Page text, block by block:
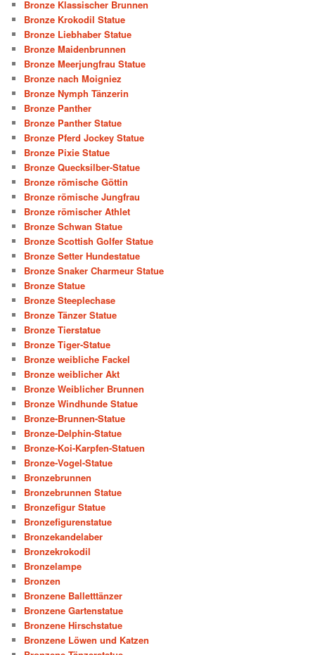
Bronze Klassischer Brunnen
Bronze Krokodil Statue
Bronze Liebhaber Statue
Bronze Maidenbrunnen
Bronze Meerjungfrau Statue
Bronze nach Moigniez
Bronze Nymph Tänzerin
Bronze Panther
Bronze Panther Statue
Bronze Pferd Jockey Statue
Bronze Pixie Statue
Bronze Quecksilber-Statue
Bronze römische Göttin
Bronze römische Jungfrau
Bronze römischer Athlet
Bronze Schwan Statue
Bronze Scottish Golfer Statue
Bronze Setter Hundestatue
Bronze Snaker Charmeur Statue
Bronze Statue
Bronze Steeplechase
Bronze Tänzer Statue
Bronze Tierstatue
Bronze Tiger-Statue
Bronze weibliche Fackel
Bronze weiblicher Akt
Bronze Weiblicher Brunnen
Bronze Windhunde Statue
Bronze-Brunnen-Statue
Bronze-Delphin-Statue
Bronze-Koi-Karpfen-Statuen
Bronze-Vogel-Statue
Bronzebrunnen
Bronzebrunnen Statue
Bronzefigur Statue
Bronzefigurenstatue
Bronzekandelaber
Bronzekrokodil
Bronzelampe
Bronzen
Bronzene Balletttänzer
Bronzene Gartenstatue
Bronzene Hirschstatue
Bronzene Löwen und Katzen